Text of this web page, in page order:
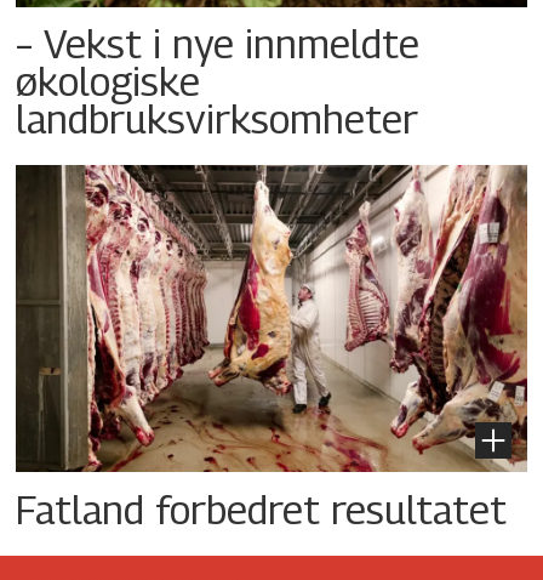
– Vekst i nye innmeldte
økologiske
landbruksvirksomheter
Fatland forbedret resultatet